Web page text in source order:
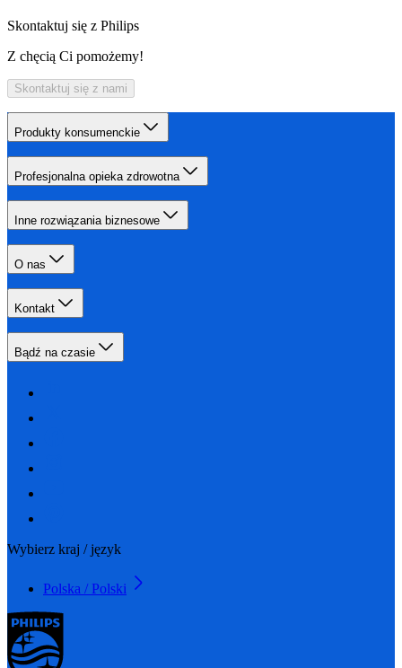
Skontaktuj się z Philips
Z chęcią Ci pomożemy!
Skontaktuj się z nami
Produkty konsumenckie
Profesjonalna opieka zdrowotna
Inne rozwiązania biznesowe
O nas
Kontakt
Bądź na czasie
Wybierz kraj / język
Polska / Polski